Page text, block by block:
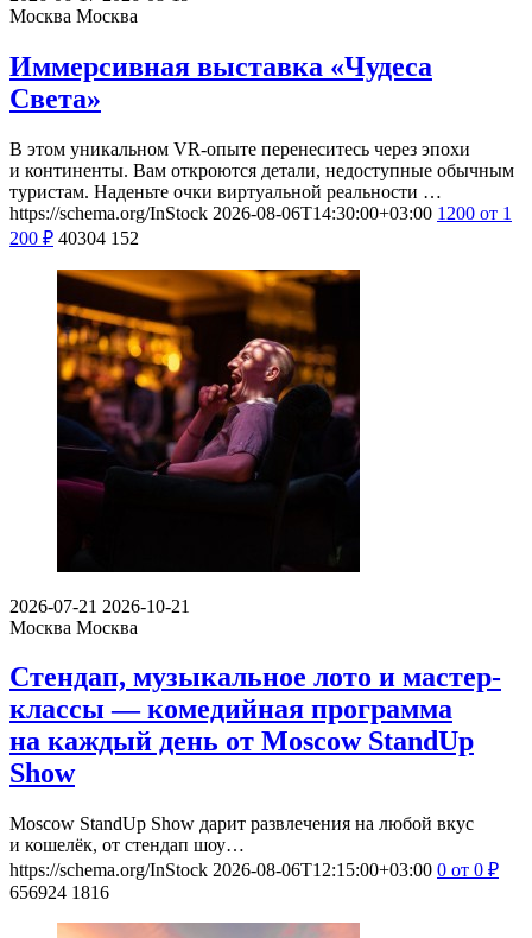
Москва Москва
Иммерсивная выставка «Чудеса
Света»
В этом уникальном VR-опыте перенеситесь через эпохи
и континенты. Вам откроются детали, недоступные обычным
туристам. Наденьте очки виртуальной реальности …
https://schema.org/InStock 2026-08-06T14:30:00+03:00 1200 от 1
200 ₽ 40304 152
2026-07-21 2026-10-21
Москва Москва
Стендап, музыкальное лото и мастер-
классы — комедийная программа
на каждый день от Moscow StandUp
Show
Moscow StandUp Show дарит развлечения на любой вкус
и кошелёк, от стендап шоу…
https://schema.org/InStock 2026-08-06T12:15:00+03:00 0 от 0 ₽
656924 1816